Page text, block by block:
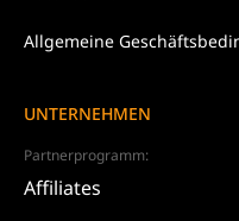
Allgemeine
UNTERNEHMEN
Partnerprogramm:
Affiliates